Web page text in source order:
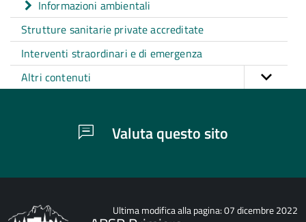
Informazioni ambientali
Strutture sanitarie private accreditate
Interventi straordinari e di emergenza
Altri contenuti
Valuta questo sito
Ultima modifica alla pagina: 07 dicembre 2022